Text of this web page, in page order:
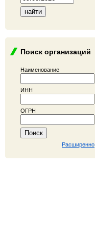
Поиск организаций
Наименование
ИНН
ОГРН
Расширенно